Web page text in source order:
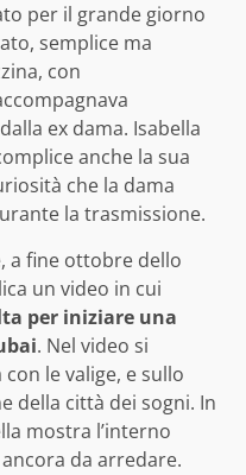
per il grande giorno
semplice ma
con
ex dama. Isabella
anche la sua
che la dama
la trasmissione.
a fine ottobre dello
un video in cui
per iniziare una
. Nel video si
le valige, e sullo
della città dei sogni. In
mostra l’interno
da arredare.